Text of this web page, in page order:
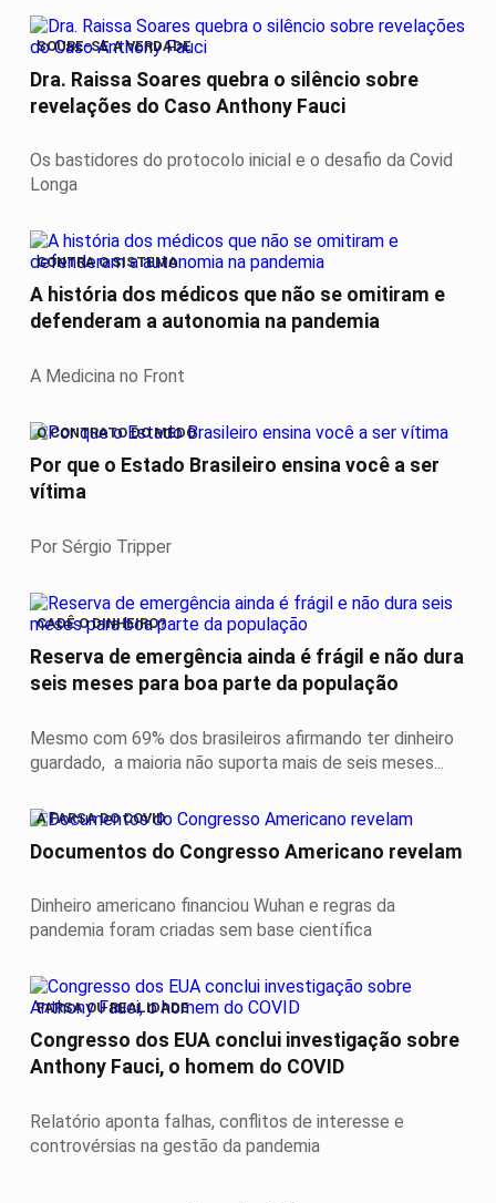
SOUBE-SE A VERDADE
Dra. Raissa Soares quebra o silêncio sobre
revelações do Caso Anthony Fauci
Os bastidores do protocolo inicial e o desafio da Covid
Longa
CONTRA O SISTEMA
A história dos médicos que não se omitiram e
defenderam a autonomia na pandemia
A Medicina no Front
O CONTRATO DO MEDO
Por que o Estado Brasileiro ensina você a ser
vítima
Por Sérgio Tripper
CADÊ O DINHEIRO?
Reserva de emergência ainda é frágil e não dura
seis meses para boa parte da população
Mesmo com 69% dos brasileiros afirmando ter dinheiro
guardado, a maioria não suporta mais de seis meses...
A FARSA DO COVID
Documentos do Congresso Americano revelam
Dinheiro americano financiou Wuhan e regras da
pandemia foram criadas sem base científica
FARSA OU REALIDADE
Congresso dos EUA conclui investigação sobre
Anthony Fauci, o homem do COVID
Relatório aponta falhas, conflitos de interesse e
controvérsias na gestão da pandemia